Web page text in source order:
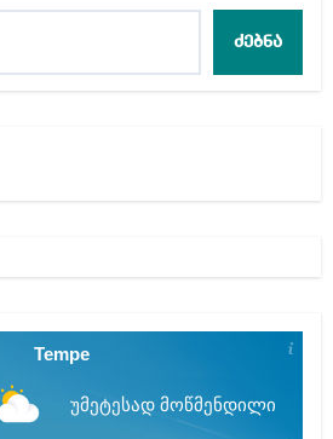
ძებნა
Tempe
უმეტესად მოწმენდილი